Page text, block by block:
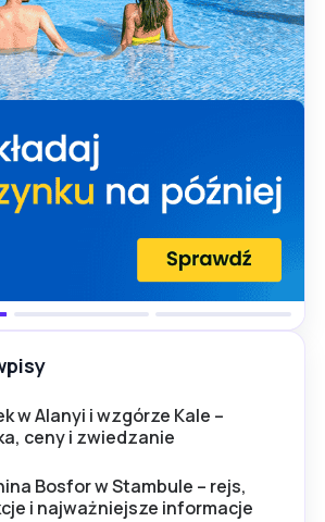
w Alanyi i wzgórze Kale –
ceny i zwiedzanie
Bosfor w Stambule – rejs,
i najważniejsze informacje